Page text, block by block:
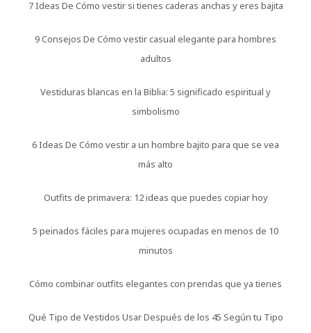
7 Ideas De Cómo vestir si tienes caderas anchas y eres bajita
9 Consejos De Cómo vestir casual elegante para hombres
adultos
Vestiduras blancas en la Biblia: 5 significado espiritual y
simbolismo
6 Ideas De Cómo vestir a un hombre bajito para que se vea
más alto
Outfits de primavera: 12 ideas que puedes copiar hoy
5 peinados fáciles para mujeres ocupadas en menos de 10
minutos
Cómo combinar outfits elegantes con prendas que ya tienes
Qué Tipo de Vestidos Usar Después de los 45 Según tu Tipo